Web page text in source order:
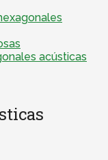
acústicas